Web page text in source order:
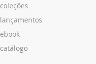
coleções
lançamentos
ebook
catálogo